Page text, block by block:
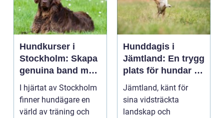
Hundkurser i
Stockholm: Skapa
genuina band med
din hund
I hjärtat av Stockholm
finner hundägare en
värld av träning och
Hunddagis i
Jämtland: En trygg
plats för hundar i
vårt vackra
landskap
Jämtland, känt för
sina vidsträckta
landskap och